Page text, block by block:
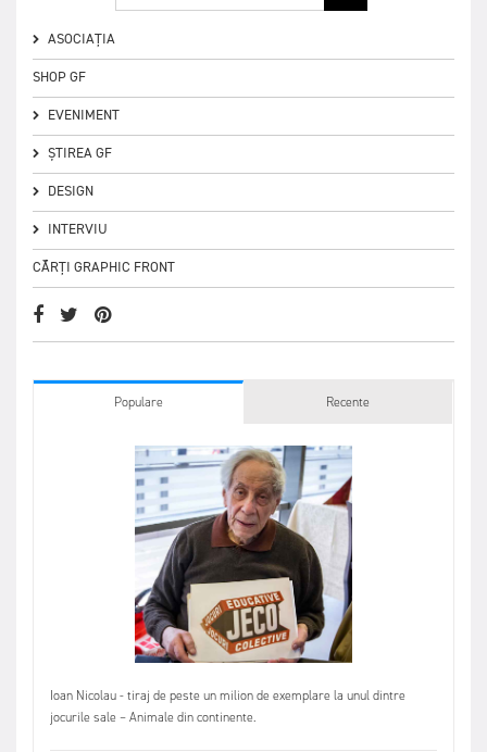
ASOCIAȚIA
SHOP GF
EVENIMENT
ȘTIREA GF
DESIGN
INTERVIU
CĂRȚI GRAPHIC FRONT
Populare Recente
Ioan Nicolau - tiraj de peste un milion de exemplare la unul dintre
jocurile sale – Animale din continente.